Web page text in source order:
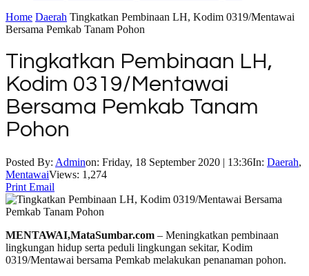
Home Daerah Tingkatkan Pembinaan LH, Kodim 0319/Mentawai
Bersama Pemkab Tanam Pohon
Tingkatkan Pembinaan LH,
Kodim 0319/Mentawai
Bersama Pemkab Tanam
Pohon
Posted By: Adminon: Friday, 18 September 2020 | 13:36In: Daerah,
MentawaiViews: 1,274
Print Email
MENTAWAI,MataSumbar.com – Meningkatkan pembinaan
lingkungan hidup serta peduli lingkungan sekitar, Kodim
0319/Mentawai bersama Pemkab melakukan penanaman pohon.